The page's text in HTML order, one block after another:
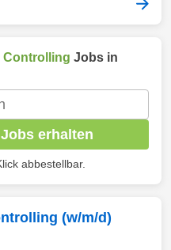
Controlling Jobs in
erhalten
abbestellbar.
(w/m/d)